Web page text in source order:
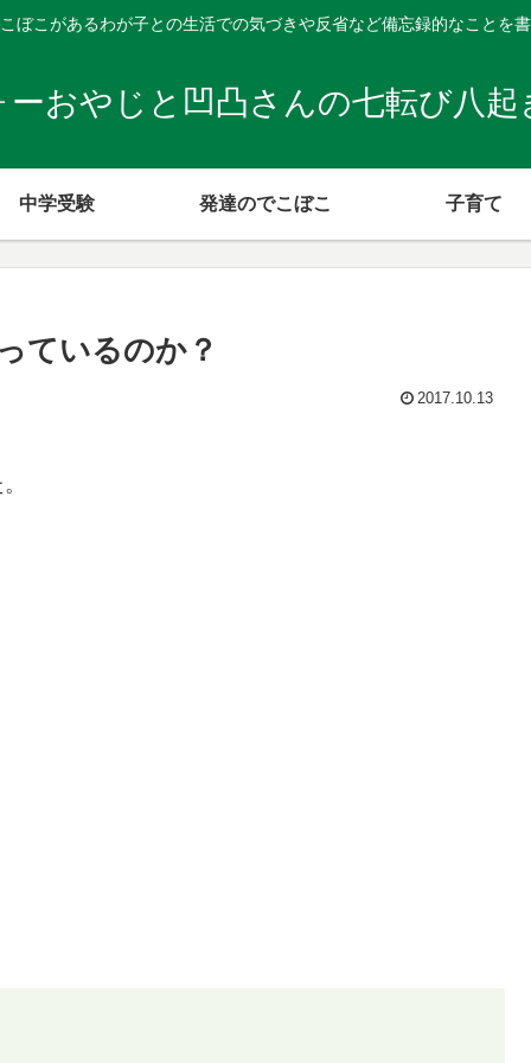
ぼこがあるわが子との生活での気づきや反省など備忘録的なことを書
ーおやじと凹凸さんの七転び八起
中学受験 発達のでこぼこ 子育て
ているのか？
2017.10.13